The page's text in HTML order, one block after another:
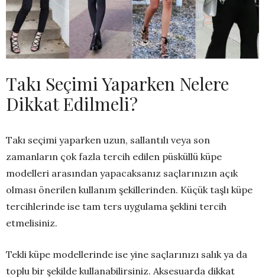
Takı Seçimi Yaparken Nelere
Dikkat Edilmeli?
Takı seçimi yaparken uzun, sallantılı veya son
zamanların çok fazla tercih edilen püsküllü küpe
modelleri arasından yapacaksanız saçlarınızın açık
olması önerilen kullanım şekillerinden. Küçük taşlı küpe
tercihlerinde ise tam ters uygulama şeklini tercih
etmelisiniz.
Tekli küpe modellerinde ise yine saçlarınızı salık ya da
toplu bir şekilde kullanabilirsiniz. Aksesuarda dikkat